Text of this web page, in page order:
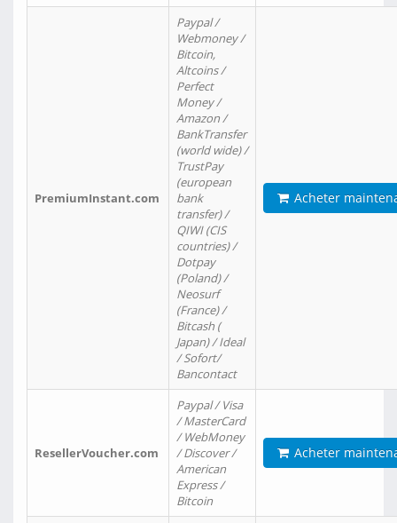
PremiumInstant.com
Paypal /
Webmoney /
Bitcoin,
Altcoins /
Perfect
Money /
Amazon /
BankTransfer
(world wide) /
TrustPay
(european
bank
transfer) /
QIWI (CIS
countries) /
Dotpay
(Poland) /
Neosurf
(France) /
Bitcash (
Japan) / Ideal
/ Sofort/
Bancontact
Acheter
ResellerVoucher.com
Paypal / Visa
/ MasterCard
/ WebMoney
/ Discover /
American
Express /
Bitcoin
Acheter